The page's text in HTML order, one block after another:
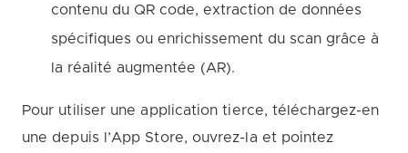
contenu du QR code, extraction de données
spécifiques ou enrichissement du scan grâce à
la réalité augmentée (AR).
Pour utiliser une application tierce, téléchargez-en
une depuis l’App Store, ouvrez-la et pointez